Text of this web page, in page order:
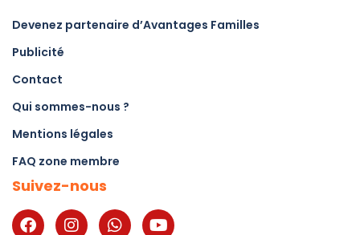
Devenez partenaire d’Avantages Familles
Publicité
Contact
Qui sommes-nous ?
Mentions légales
FAQ zone membre
Suivez-nous